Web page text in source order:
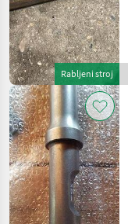
Rabljeni stroj